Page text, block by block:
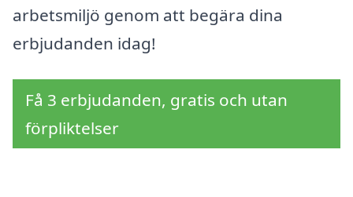
arbetsmiljö genom att begära dina
erbjudanden idag!
Få 3 erbjudanden, gratis och utan
förpliktelser